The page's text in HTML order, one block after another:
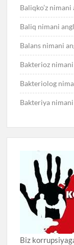
Baliqko’z
Baliq nimani
Balans nimani
Bakterioz
Bakteriolog
Bakteriya
Biz